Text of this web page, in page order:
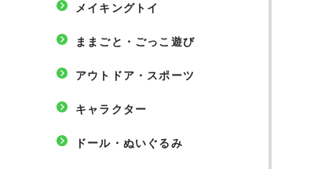
メイキングトイ
ままごと・ごっこ遊び
アウトドア・スポーツ
キャラクター
ドール・ぬいぐるみ